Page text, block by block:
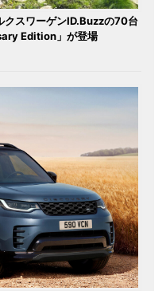
クスワーゲンID.Buzzの70台
Edition」が登場